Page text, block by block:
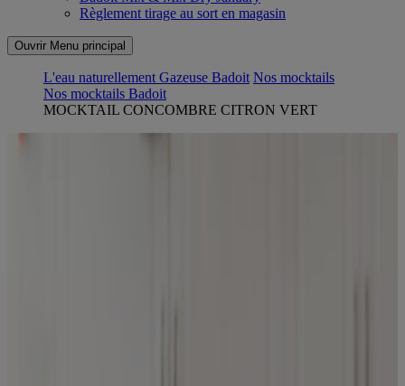
Règlement tirage au sort en magasin
Ouvrir Menu principal
L'eau naturellement Gazeuse Badoit Nos mocktails
Nos mocktails Badoit
MOCKTAIL CONCOMBRE CITRON VERT